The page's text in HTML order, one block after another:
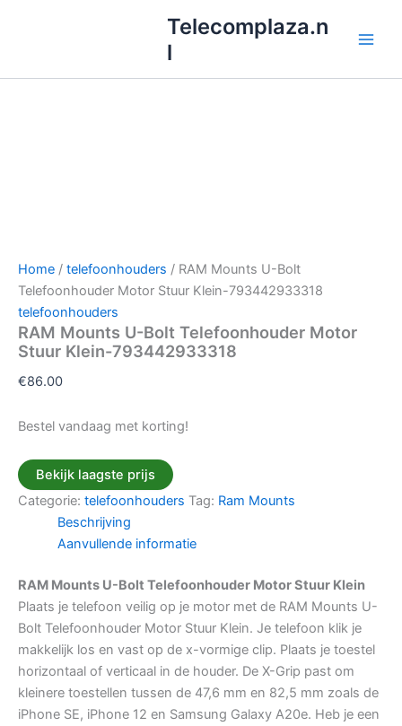
inhoud
Telecomplaza.n
l
Home / telefoonhouders / RAM Mounts U-Bolt
Telefoonhouder Motor Stuur Klein-793442933318
telefoonhouders
RAM Mounts U-Bolt Telefoonhouder Motor
Stuur Klein-793442933318
€86.00
Bestel vandaag met korting!
Bekijk laagste prijs
Categorie: telefoonhouders Tag: Ram Mounts
Beschrijving
Aanvullende informatie
RAM Mounts U-Bolt Telefoonhouder Motor Stuur Klein
Plaats je telefoon veilig op je motor met de RAM Mounts U-
Bolt Telefoonhouder Motor Stuur Klein. Je telefoon klik je
makkelijk los en vast op de x-vormige clip. Plaats je toestel
horizontaal of verticaal in de houder. De X-Grip past om
kleinere toestellen tussen de 47,6 mm en 82,5 mm zoals de
iPhone SE, iPhone 12 en Samsung Galaxy A20e. Heb je een